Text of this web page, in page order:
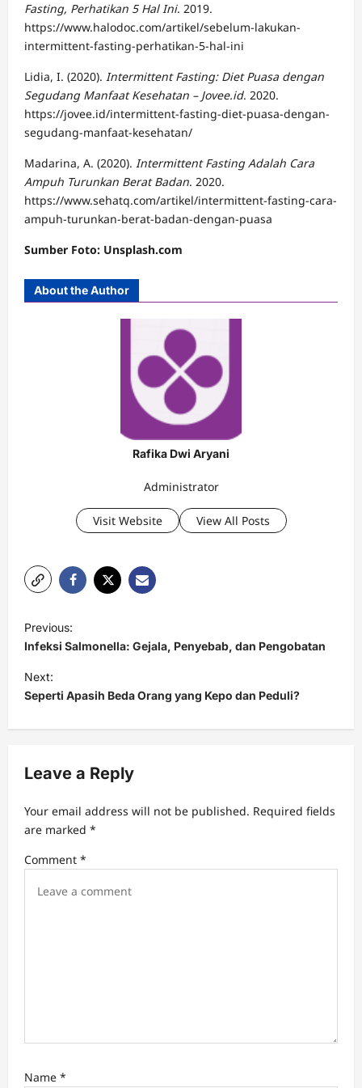
Fasting, Perhatikan 5 Hal Ini. 2019.
https://www.halodoc.com/artikel/sebelum-lakukan-
intermittent-fasting-perhatikan-5-hal-ini
Lidia, I. (2020). Intermittent Fasting: Diet Puasa dengan
Segudang Manfaat Kesehatan – Jovee.id. 2020.
https://jovee.id/intermittent-fasting-diet-puasa-dengan-
segudang-manfaat-kesehatan/
Madarina, A. (2020). Intermittent Fasting Adalah Cara
Ampuh Turunkan Berat Badan. 2020.
https://www.sehatq.com/artikel/intermittent-fasting-cara-
ampuh-turunkan-berat-badan-dengan-puasa
Sumber Foto: Unsplash.com
About the Author
Rafika Dwi Aryani
Administrator
Visit Website View All Posts
o
s
t
v
g
t
Previous:
Infeksi Salmonella: Gejala, Penyebab, dan Pengobatan
Next:
Seperti Apasih Beda Orang yang Kepo dan Peduli?
Leave a Reply
Your email address will not be published. Required fields
are marked *
Comment *
Name *